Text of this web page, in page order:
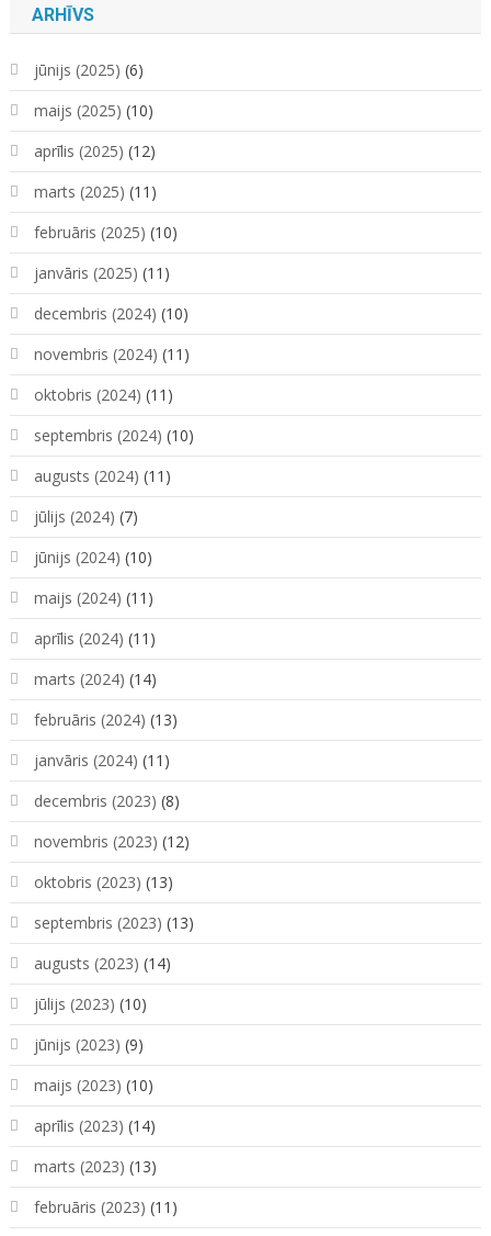
ARHĪVS
jūnijs (2025) (6)
maijs (2025) (10)
aprīlis (2025) (12)
marts (2025) (11)
februāris (2025) (10)
janvāris (2025) (11)
decembris (2024) (10)
novembris (2024) (11)
oktobris (2024) (11)
septembris (2024) (10)
augusts (2024) (11)
jūlijs (2024) (7)
jūnijs (2024) (10)
maijs (2024) (11)
aprīlis (2024) (11)
marts (2024) (14)
februāris (2024) (13)
janvāris (2024) (11)
decembris (2023) (8)
novembris (2023) (12)
oktobris (2023) (13)
septembris (2023) (13)
augusts (2023) (14)
jūlijs (2023) (10)
jūnijs (2023) (9)
maijs (2023) (10)
aprīlis (2023) (14)
marts (2023) (13)
februāris (2023) (11)